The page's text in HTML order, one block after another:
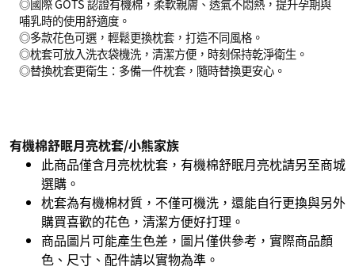
哺乳時的使用舒適度。
◎多款花色可選，輕鬆更換枕套，打造不同風格。
◎枕套可放入洗衣袋機洗，清潔方便，時刻保持乾淨衛生。
◎替換枕套更衛生：多備一件枕套，隨時替換更安心。
有機棉舒眠月亮枕套/小熊家族
此商品僅含月亮枕枕套，有機棉舒眠月亮枕請另至商城
選購。
枕套為有機棉材質，不僅可機洗，還能自行更換與另外
購買喜歡的花色，清潔方便好打理。
商品圖片可能產生色差，圖片僅供參考，實際商品顏
色、尺寸、配件請以實物為準。